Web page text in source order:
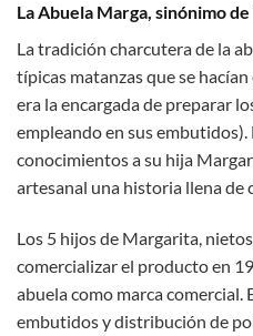
La Abuela Marga, sinónimo
La tradición charcutera de la
típicas matanzas que se
era la encargada de preparar
empleando en sus
conocimientos a su hija
artesanal una historia llena de
Los 5 hijos de Margarita,
comercializar el producto en
abuela como marca comercial.
embutidos y distribución de